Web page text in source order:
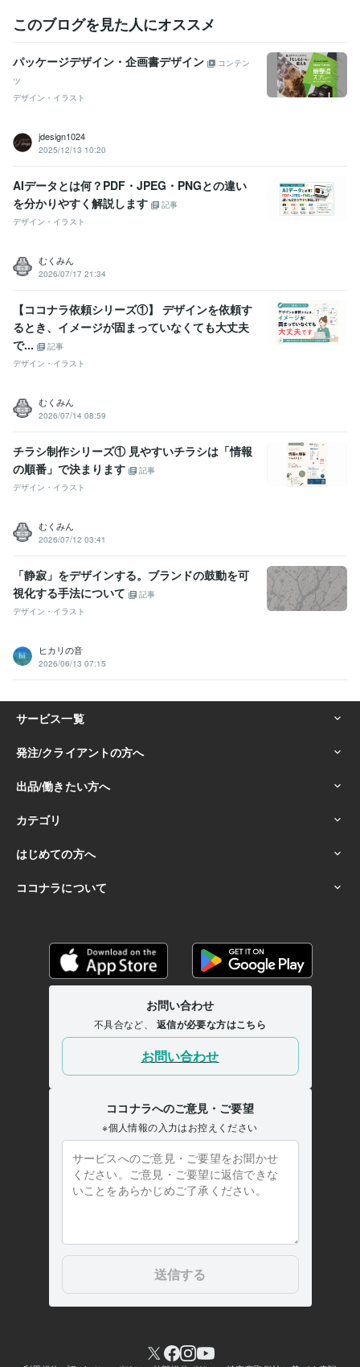
このブログを見た人にオススメ
パッケージデザイン・企画書デザイン
コンテン
ツ
デザイン・イラスト
jdesign1024
2025/12/13 10:20
AIデータとは何？PDF・JPEG・PNGとの違い
を分かりやすく解説します
記事
デザイン・イラスト
むくみん
2026/07/17 21:34
【ココナラ依頼シリーズ①】 デザインを依頼す
るとき、イメージが固まっていなくても大丈夫
で...
記事
デザイン・イラスト
むくみん
2026/07/14 08:59
チラシ制作シリーズ① 見やすいチラシは「情報
の順番」で決まります
記事
デザイン・イラスト
むくみん
2026/07/12 03:41
「静寂」をデザインする。ブランドの鼓動を可
視化する手法について
記事
デザイン・イラスト
ヒカリの音
2026/06/13 07:15